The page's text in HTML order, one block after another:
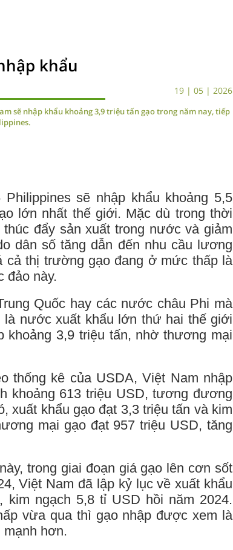
khẩu
19 | 05 | 2026
sẽ nhập khẩu khoảng 3,9 triệu tấn gạo trong năm nay, tiếp
sẽ nhập khẩu khoảng 5,5
lớn nhất thế giới. Mặc dù trong thời
đẩy sản xuất trong nước và giảm
dân số tăng dẫn đến nhu cầu lương
cả thị trường gạo đang ở mức thấp là
đảo này.
Quốc hay các nước châu Phi mà
là nước xuất khẩu lớn thứ hai thế giới
3,9 triệu tấn, nhờ thương mại
thống kê của USDA, Việt Nam nhập
khoảng 613 triệu USD, tương đương
xuất khẩu gạo đạt 3,3 triệu tấn và kim
mại gạo đạt 957 triệu USD, tăng
trong giai đoạn giá gạo lên cơn sốt
Việt Nam đã lập kỷ lục về xuất khẩu
ngạch 5,8 tỉ USD hồi năm 2024.
vừa qua thì gạo nhập được xem là
mạnh hơn.